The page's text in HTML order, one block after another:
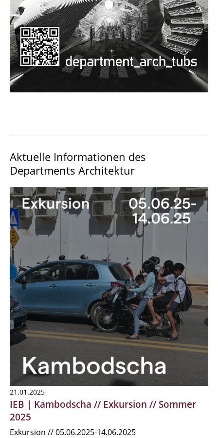
Aktuelle Informationen des
Departments Architektur
21.01.2025
IEB | Kambodscha // Exkursion // Sommer
2025
Exkursion // 05.06.2025-14.06.2025